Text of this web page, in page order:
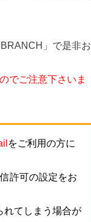
」で是非お
でご注意下さいま
をご利用の方に
許可の設定をお
れてしまう場合が